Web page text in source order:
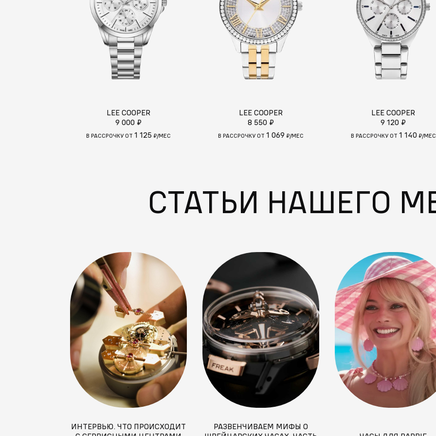
LEE COOPER
9 000 ₽
В РАССРОЧКУ ОТ 1 125 ₽/МЕС
LEE COOPER
8 550 ₽
В РАССРОЧКУ ОТ 1 069 ₽/МЕС
LEE COOPER
9 120 ₽
В РАССРОЧКУ ОТ 1 140 ₽/МЕС
СТАТЬИ НАШЕГО
ИНТЕРВЬЮ. ЧТО ПРОИСХОДИТ
РАЗВЕНЧИВАЕМ МИФЫ О